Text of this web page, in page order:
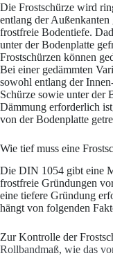
Die Frostschürze wird
entlang der
frostfreie Bodentiefe.
unter der Bodenplatte
Frostschürzen können
Bei einer gedämmten
sowohl entlang der
Schürze sowie unter der
Dämmung erforderlich
von der Bodenplatte
Wie tief muss eine
Die DIN 1054 gibt eine
frostfreie Gründungen
eine tiefere Gründung
hängt von folgenden
Zur Kontrolle der
Rollbandmaß, wie das